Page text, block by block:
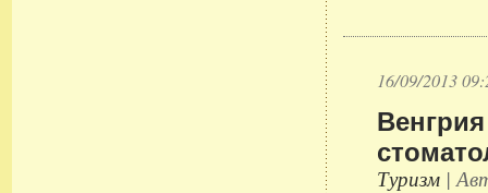
16/09/2013
Туризм |